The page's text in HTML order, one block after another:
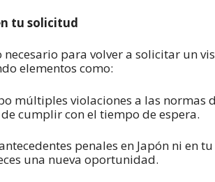
tu solicitud
para volver a solicitar un
elementos como:
múltiples violaciones a las
cumplir con el tiempo de espera.
penales en Japón ni en
una nueva oportunidad.